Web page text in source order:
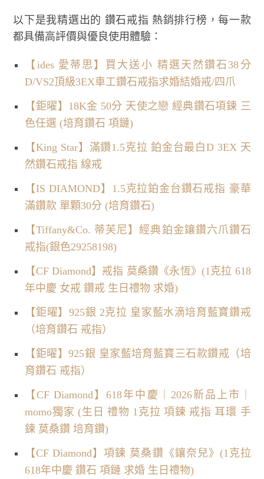
以下是我精選出的 鑽石戒指 熱銷排行榜，每一款
都具備高評價與優良使用體驗：
【ides 愛蒂思】買大送小 精選天然鑽石38分
D/VS2頂級3EX車工鑽石戒指求婚結婚戒/四爪
【鉅曜】18K金 50分 天使之戀 經典鑽石項鍊 三
色任選 (培育鑽石 項鏈)
【King Star】滿鑽1.5克拉 鉑金台最白D 3EX 天
然鑽石戒指 線戒
【IS DIAMOND】1.5克拉鉑金台鑽石戒指 豪華
滿鑽款 單顆30分 (培育鑽石)
【Tiffany&Co. 蒂芙尼】經典鉑金鑲鑽六爪鑽石
戒指(銀色29258198)
【CF Diamond】戒指 莫桑鑽《永恆》(1克拉 618
年中慶 女戒 鑽戒 生日禮物 求婚)
【鉅曜】925銀 2克拉 皇家藍水滴培育藍寶鑽戒
（培育鑽石 戒指）
【鉅曜】925銀 皇家藍培育藍寶三石款鑽戒（培
育鑽石 戒指）
【CF Diamond】618年中慶｜2026新品上市｜
momo獨家 (生日 禮物 1克拉 項鍊 戒指 耳環 手
鍊 莫桑鑽 培育鑽)
【CF Diamond】項鍊 莫桑鑽《鑲奈兒》(1克拉
618年中慶 鑽石 項鏈 求婚 生日禮物)